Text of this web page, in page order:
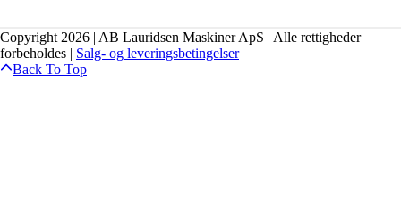
Copyright 2026 | AB Lauridsen Maskiner ApS | Alle rettigheder
forbeholdes | Salg- og leveringsbetingelser
Back To Top